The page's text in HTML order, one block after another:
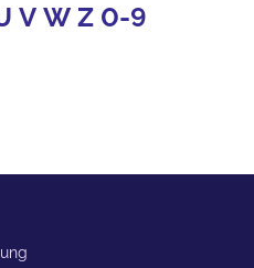
V W Z 0-9